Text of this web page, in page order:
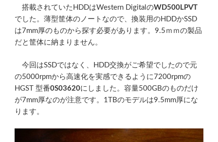
搭載されていたHDDはWestern DigitalのWD500LPVT
でした。薄型筐体のノートなので、換装用のHDDかSSD
は7mm厚のものから探す必要があります。9.5ｍｍの製品
だと筐体に納まりません。
今回はSSDではなく、HDD交換がご希望でしたので元
の5000rpmから高速化を実感できるように7200rpmの
HGST 型番0S03620にしました。容量500GBのものだけ
が7mm厚なのが注意です。1TBのモデルは9.5mm厚にな
ります。